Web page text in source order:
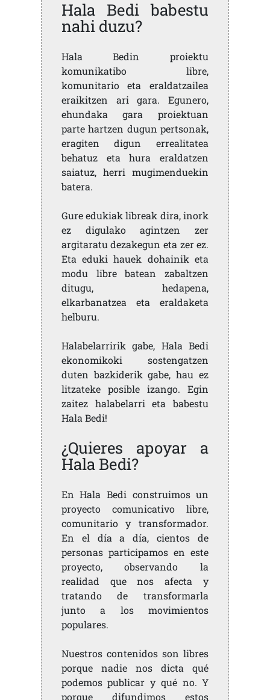
Hala Bedi babestu
nahi duzu?
Hala Bedin proiektu
komunikatibo libre,
komunitario eta eraldatzailea
eraikitzen ari gara. Egunero,
ehundaka gara proiektuan
parte hartzen dugun pertsonak,
eragiten digun errealitatea
behatuz eta hura eraldatzen
saiatuz, herri mugimenduekin
batera.
Gure edukiak libreak dira, inork
ez digulako agintzen zer
argitaratu dezakegun eta zer ez.
Eta eduki hauek dohainik eta
modu libre batean zabaltzen
ditugu, hedapena,
elkarbanatzea eta eraldaketa
helburu.
Halabelarririk gabe, Hala Bedi
ekonomikoki sostengatzen
duten bazkiderik gabe, hau ez
litzateke posible izango. Egin
zaitez halabelarri eta babestu
Hala Bedi!
¿Quieres apoyar a
Hala Bedi?
En Hala Bedi construimos un
proyecto comunicativo libre,
comunitario y transformador.
En el día a día, cientos de
personas participamos en este
proyecto, observando la
realidad que nos afecta y
tratando de transformarla
junto a los movimientos
populares.
Nuestros contenidos son libres
porque nadie nos dicta qué
podemos publicar y qué no. Y
porque difundimos estos